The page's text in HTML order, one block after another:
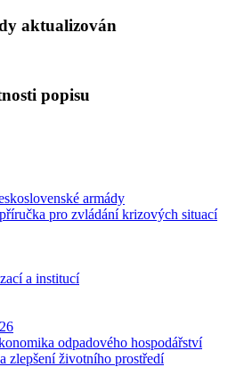
aktualizován
popisu
armády
pro zvládání krizových situací
a institucí
odpadového hospodářství
zlepšení životního prostředí